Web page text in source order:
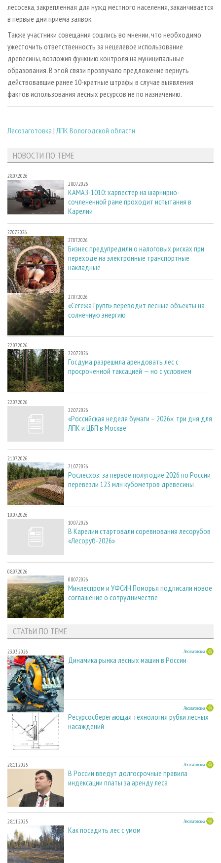
лесосека, закрепленная для нужд местного населения, заканчивается
в первые дни приема заявок.
Также участники совещания сошлись во мнении, что необходимо
ужесточить ответственность за нецелевое использование
древесины, возложив функцию контроля на муниципальные
образования. В этой связи прозвучало предложение вернуть
действовавшие ранее 10-кратные штрафы в случае выявления
фактов использования лесных ресурсов не по назначению.
Лесозаготовка |ЛПК Вологодской области
НОВОСТИ ПО ТЕМЕ
28.07.2026
28.07.2026
КАМАЗ-1010: харвестер на шарнирно-
сочлененной раме проходит испытания в
Карелии
27.07.2026
27.07.2026
Бизнес предупредили о налоговых рисках при
переходе на электронные транспортные
накладные
27.07.2026
27.07.2026
«Сегежа Групп» переводит лесные объекты на
солнечную энергию
22.07.2026
22.07.2026
Госдума разрешила арендовать лес с
просроченной таксацией — но с условием
22.07.2026
22.07.2026
«Российская неделя бумаги – 2026»: три дня для
ЛПК и ЦБП в Москве
21.07.2026
21.07.2026
Рослесхоз: за первое полугодие 2026 по России
перевезли 123 млн кубометров древесины
10.07.2026
10.07.2026
В Карелии стартовали соревнования лесорубов
«Лесоруб-2026»
08.07.2026
08.07.2026
Минлеспром и УФСИН Поморья подписали новое
соглашение о сотрудничестве
СТАТЬИ ПО ТЕМЕ
23.03.2026 Лесозаготовка
Динамика рынка лесных машин в России
23.03.2026 Лесозаготовка
Ресурсосберегающая технология рубки лесных
насаждений
28.11.2025 Лесозаготовка
В России введут долгосрочные правила
индексации платы за аренду леса
28.11.2025 Лесозаготовка
Как посадить лес с умом